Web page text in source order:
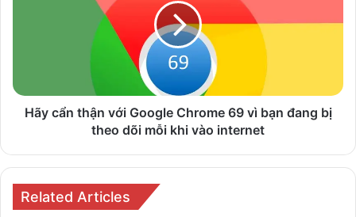
bạn
đang
khi
vào
Hãy cẩn thận với Google Chrome 69 vì bạn đang bị
theo dõi mỗi khi vào internet
Related Articles